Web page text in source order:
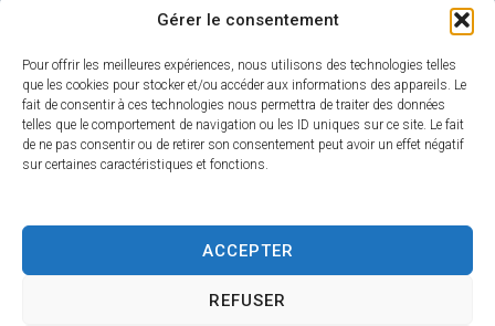
Gérer le consentement
Pour offrir les meilleures expériences, nous utilisons des technologies telles
que les cookies pour stocker et/ou accéder aux informations des appareils. Le
fait de consentir à ces technologies nous permettra de traiter des données
telles que le comportement de navigation ou les ID uniques sur ce site. Le fait
de ne pas consentir ou de retirer son consentement peut avoir un effet négatif
sur certaines caractéristiques et fonctions.
ACCEPTER
REFUSER
Plan du site
La Cdc
Enfance & jeunesse
Développement durable & Cadre de vie